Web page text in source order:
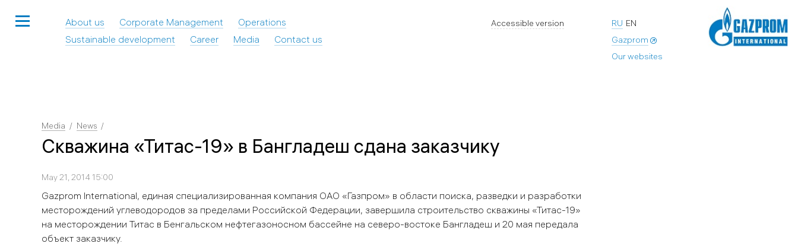
About us Corporate Management
Operations
Sustainable development
Career Media Contact us
RU EN
Gazprom
Our websites
Accessible version
Media News
Скважина «Титас-19» в Бангладеш сдана заказчику
May 21, 2014 15:00
Gazprom International, единая специализированная компания ОАО «Газпром» в области поиска, разведки и разработки
месторождений углеводородов за пределами Российской Федерации, завершила строительство скважины «Титас-19»
на месторождении Титас в Бенгальском нефтегазоносном бассейне на северо-востоке Бангладеш и 20 мая передала
объект заказчику.